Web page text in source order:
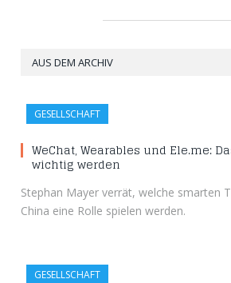
AUS DEM ARCHIV
GESELLSCHAFT
WeChat, Wearables und Ele.me:
wichtig werden
Stephan Mayer verrät, welche smarten
China eine Rolle spielen werden.
GESELLSCHAFT